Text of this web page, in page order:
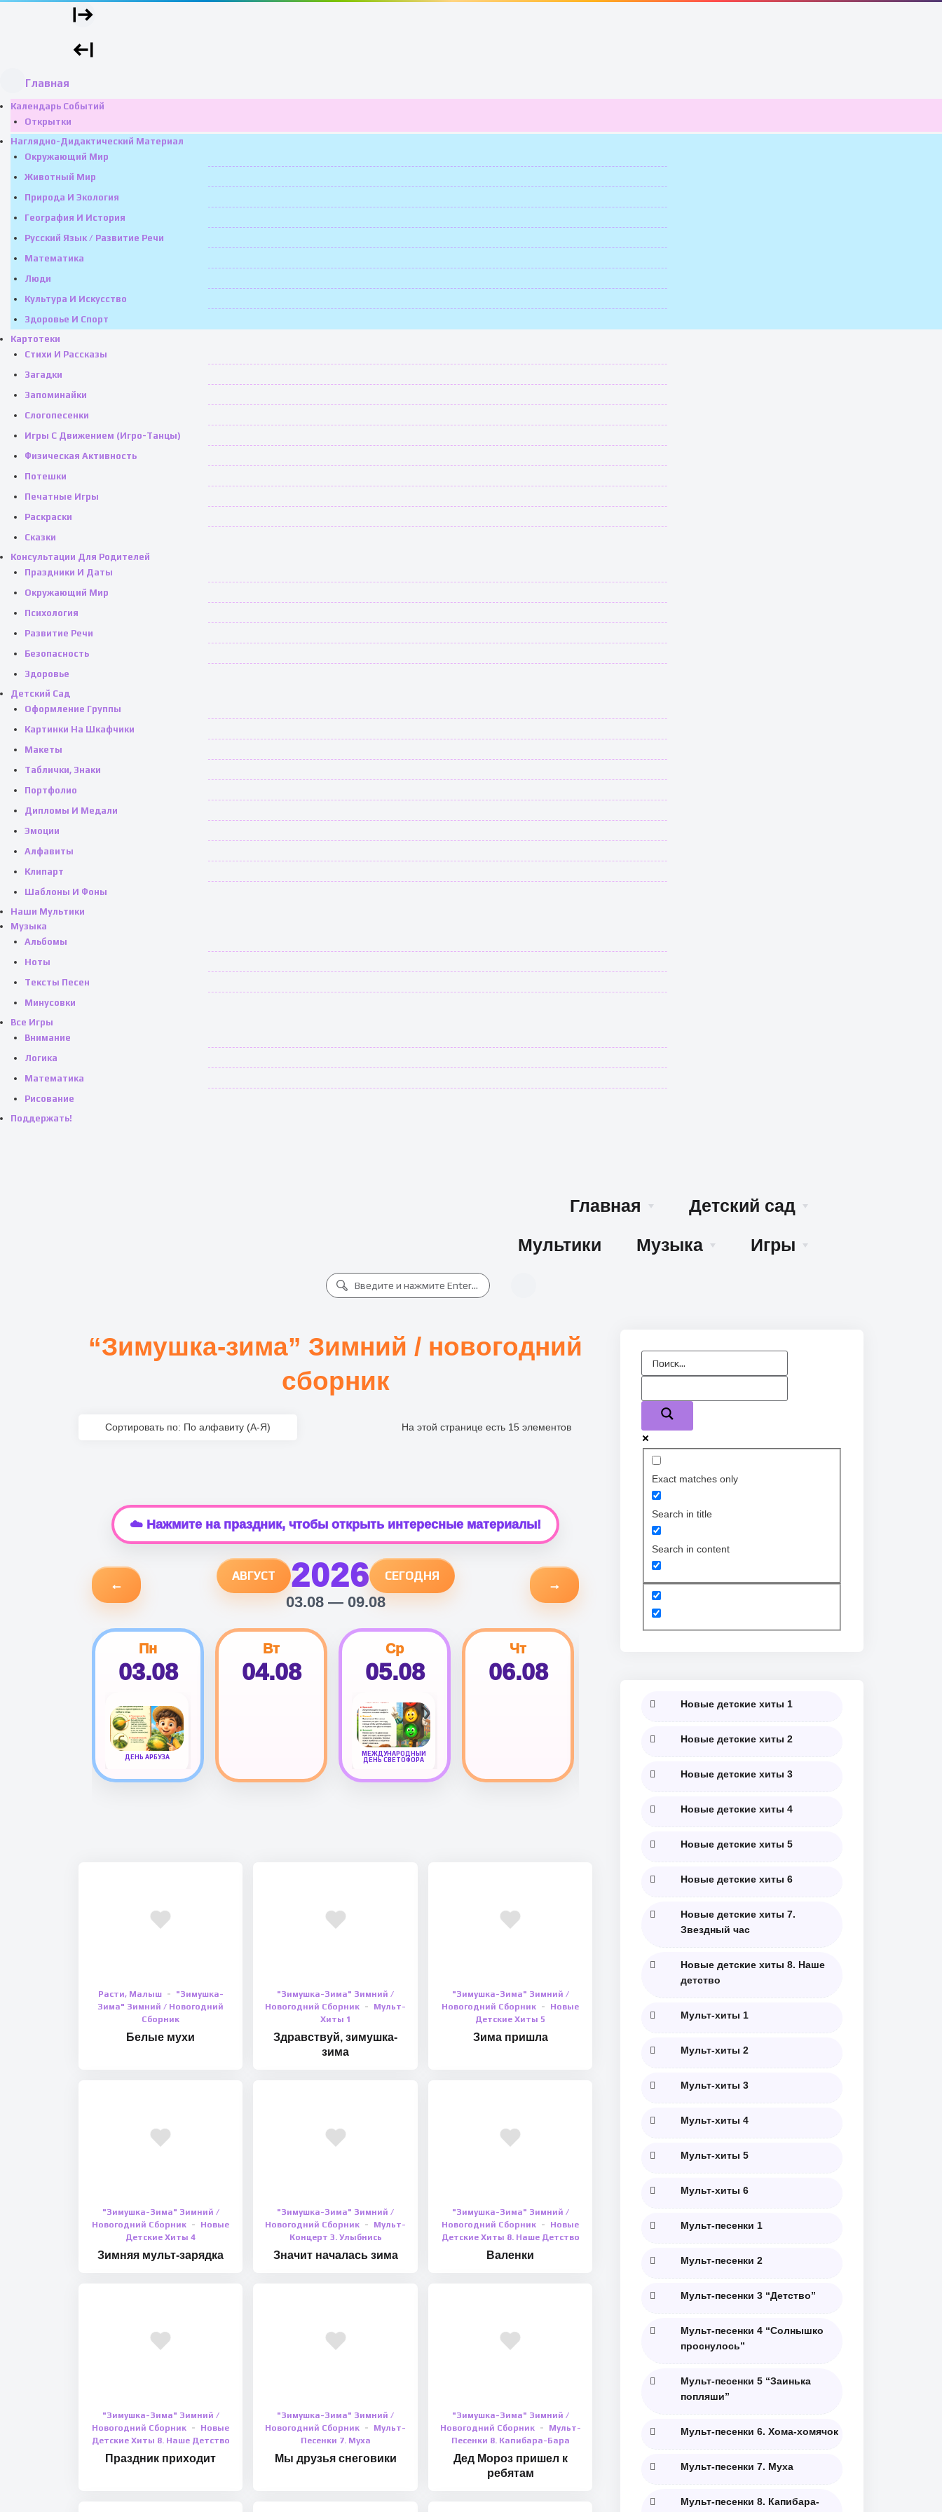
Главная
Календарь Событий
Открытки
Наглядно-Дидактический Материал
Окружающий Мир
Животный Мир
Природа И Экология
География И История
Русский Язык / Развитие Речи
Математика
Люди
Культура И Искусство
Здоровье И Спорт
Картотеки
Стихи И Рассказы
Загадки
Запоминайки
Слогопесенки
Игры С Движением (игро-Танцы)
Физическая Активность
Потешки
Печатные Игры
Раскраски
Сказки
Консультации Для Родителей
Праздники И Даты
Окружающий Мир
Психология
Развитие Речи
Безопасность
Здоровье
Детский Сад
Оформление Группы
Картинки На Шкафчики
Макеты
Таблички, Знаки
Портфолио
Дипломы И Медали
Эмоции
Алфавиты
Клипарт
Шаблоны И Фоны
Наши Мультики
Музыка
Альбомы
Ноты
Тексты Песен
Минусовки
Все Игры
Внимание
Логика
Математика
Рисование
Поддержать!
Главная
Детский сад
Мультики
Музыка Игры
“Зимушка-зима” Зимний / новогодний
сборник
Сортировать по: По алфавиту (А-Я) На этой странице есть 15 элементов
☁️ Нажмите на праздник, чтобы открыть интересные материалы!
←
АВГУСТ 2026 СЕГОДНЯ
03.08 — 09.08
→
Пн
03.08
ДЕНЬ АРБУЗА
Вт
04.08
Ср
05.08
МЕЖДУНАРОДНЫЙ
ДЕНЬ СВЕТОФОРА
Чт
06.08
Расти, Малыш
"Зимушка-
Зима" Зимний / Новогодний
Сборник
Белые мухи
"Зимушка-Зима" Зимний /
Новогодний Сборник
Мульт-
Хиты 1
Здравствуй, зимушка-
зима
"Зимушка-Зима" Зимний /
Новогодний Сборник
Новые
Детские Хиты 5
Зима пришла
"Зимушка-Зима" Зимний /
Новогодний Сборник
Новые
Детские Хиты 4
Зимняя мульт-зарядка
"Зимушка-Зима" Зимний /
Новогодний Сборник
Мульт-
Концерт 3. Улыбнись
Значит началась зима
"Зимушка-Зима" Зимний /
Новогодний Сборник
Новые
Детские Хиты 8. Наше Детство
Валенки
"Зимушка-Зима" Зимний /
Новогодний Сборник
Новые
Детские Хиты 8. Наше Детство
Праздник приходит
"Зимушка-Зима" Зимний /
Новогодний Сборник
Мульт-
Песенки 7. Муха
Мы друзья снеговики
"Зимушка-Зима" Зимний /
Новогодний Сборник
Мульт-
Песенки 8. Капибара-Бара
Дед Мороз пришел к
ребятам
Exact matches only
Search in title
Search in content
Новые детские хиты 1
Новые детские хиты 2
Новые детские хиты 3
Новые детские хиты 4
Новые детские хиты 5
Новые детские хиты 6
Новые детские хиты 7.
Звездный час
Новые детские хиты 8. Наше
детство
Мульт-хиты 1
Мульт-хиты 2
Мульт-хиты 3
Мульт-хиты 4
Мульт-хиты 5
Мульт-хиты 6
Мульт-песенки 1
Мульт-песенки 2
Мульт-песенки 3 “Детство”
Мульт-песенки 4 “Солнышко
проснулось”
Мульт-песенки 5 “Заинька
попляши”
Мульт-песенки 6. Хома-хомячок
Мульт-песенки 7. Муха
Мульт-песенки 8. Капибара-